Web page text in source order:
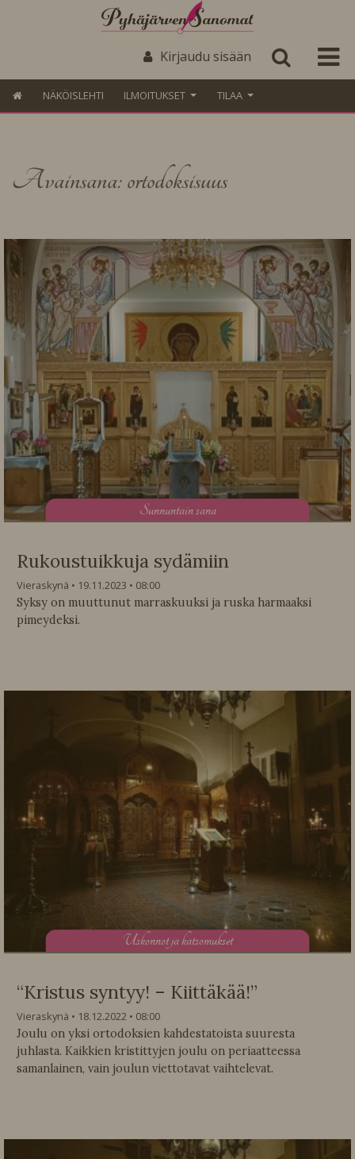
Kirjaudu sisään
NÄKÖISLEHTI ILMOITUKSET TILAA
Avainsana: ortodoksisuus
Sunnuntain sana
Rukoustuikkuja sydämiin
Vieraskynä 19.11.2023
08:00
Syksy on muuttunut marraskuuksi ja ruska harmaaksi
pimeydeksi.
Uskonnot ja katsomukset
“Kristus syntyy! – Kiittäkää!”
Vieraskynä 18.12.2022
08:00
Joulu on yksi ortodoksien kahdestatoista suuresta
juhlasta. Kaikkien kristittyjen joulu on periaatteessa
samanlainen, vain joulun viettotavat vaihtelevat.